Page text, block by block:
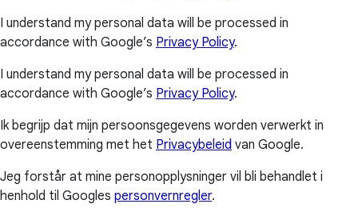
I understand my personal data will be processed in
accordance with Google’s Privacy Policy.
I understand my personal data will be processed in
accordance with Google’s Privacy Policy.
Ik begrijp dat mijn persoonsgegevens worden verwerkt in
overeenstemming met het Privacybeleid van Google.
Jeg forstår at mine personopplysninger vil bli behandlet i
henhold til Googles personvernregler.